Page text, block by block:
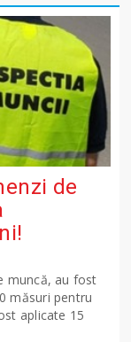
de
muncă, au fost
măsuri pentru
aplicate 15